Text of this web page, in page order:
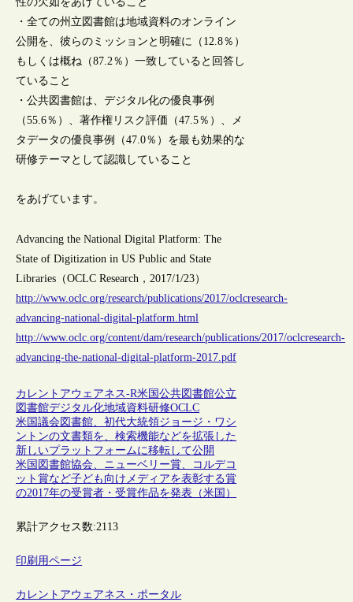
・全ての州立図書館は地域資料のオンライン
公開を、彼らのミッションと明確に（12.8％）
もしくは概ね（87.2％）一致していると回答し
ていること
・公共図書館は、デジタル化の優良事例
（55.6％）、著作権リスク評価（47.5％）、メ
タデータの優良事例（47.0％）を最も効果的な
研修テーマとして認識していること
をあげています。
Advancing the National Digital Platform: The
State of Digitization in US Public and State
Libraries（OCLC Research，2017/1/23）
http://www.oclc.org/research/publications/2017/oclcresearch-
advancing-national-digital-platform.html
http://www.oclc.org/content/dam/research/publications/2017/oclcresearch-
advancing-the-national-digital-platform-2017.pdf
カレントアウェアネス-R米国公共図書館公立
図書館デジタル化地域資料研修OCLC
米国議会図書館、初代大統領ジョージ・ワシ
ントンの文書類を、検索機能などを拡張した
新しいプラットフォームに移転して公開
米国図書館協会、ニューベリー賞、コルデコ
ット賞など子ども向けメディアを表彰する賞
の2017年の受賞者・受賞作品を発表（米国）
累計アクセス数:2113
印刷用ページ
カレントアウェアネス・ポータル